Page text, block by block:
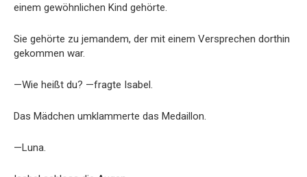
einem gewöhnlichen Kind gehörte.
Sie gehörte zu jemandem, der mit einem Versprechen dorthin
gekommen war.
—Wie heißt du? —fragte Isabel.
Das Mädchen umklammerte das Medaillon.
—Luna.